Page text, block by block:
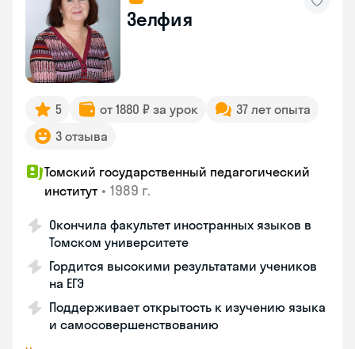
Зелфия
5 от 1880 ₽ за урок
37 лет опыта
3 отзыва
Томский государственный педагогический
институт • 1989 г.
Окончила факультет иностранных языков в
Томском университете
Гордится высокими результатами учеников
на ЕГЭ
Поддерживает открытость к изучению языка
и самосовершенствованию